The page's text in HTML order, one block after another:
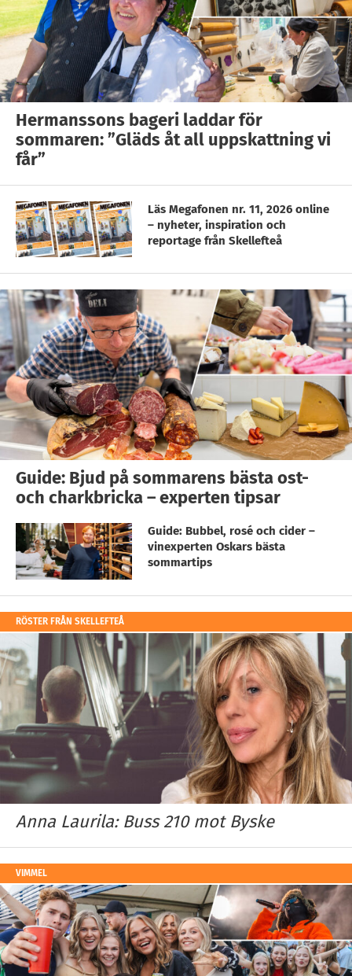
Hermanssons bageri laddar för
sommaren: ”Gläds åt all uppskattning vi
får”
Läs Megafonen nr. 11, 2026 online
– nyheter, inspiration och
reportage från Skellefteå
Guide: Bjud på sommarens bästa ost-
och charkbricka – experten tipsar
Guide: Bubbel, rosé och cider –
vinexperten Oskars bästa
sommartips
RÖSTER FRÅN SKELLEFTEÅ
Anna Laurila: Buss 210 mot Byske
VIMMEL